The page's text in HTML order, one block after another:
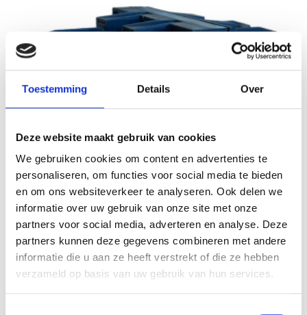
Toestemming Details Over
Deze website maakt gebruik van cookies
We gebruiken cookies om content en advertenties te
personaliseren, om functies voor social media te bieden
en om ons websiteverkeer te analyseren. Ook delen we
informatie over uw gebruik van onze site met onze
partners voor social media, adverteren en analyse. Deze
partners kunnen deze gegevens combineren met andere
informatie die u aan ze heeft verstrekt of die ze hebben
verzameld op basis van uw gebruik van hun services.